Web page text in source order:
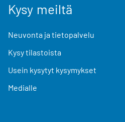
Kysy meiltä
Neuvonta ja tietopalvelu
Kysy tilastoista
Usein kysytyt kysymykset
Medialle